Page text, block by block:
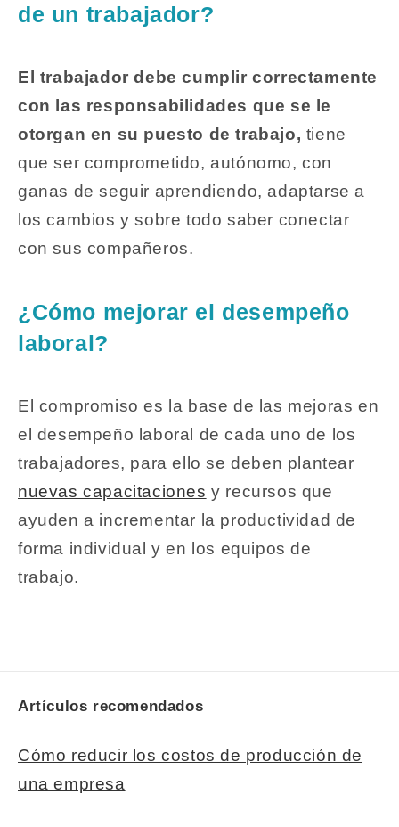
de un trabajador?
El trabajador debe cumplir correctamente
con las responsabilidades que se le
otorgan en su puesto de trabajo, tiene
que ser comprometido, autónomo, con
ganas de seguir aprendiendo, adaptarse a
los cambios y sobre todo saber conectar
con sus compañeros.
¿Cómo mejorar el desempeño
laboral?
El compromiso es la base de las mejoras en
el desempeño laboral de cada uno de los
trabajadores, para ello se deben plantear
nuevas capacitaciones y recursos que
ayuden a incrementar la productividad de
forma individual y en los equipos de
trabajo.
Artículos recomendados
Cómo reducir los costos de producción de
una empresa